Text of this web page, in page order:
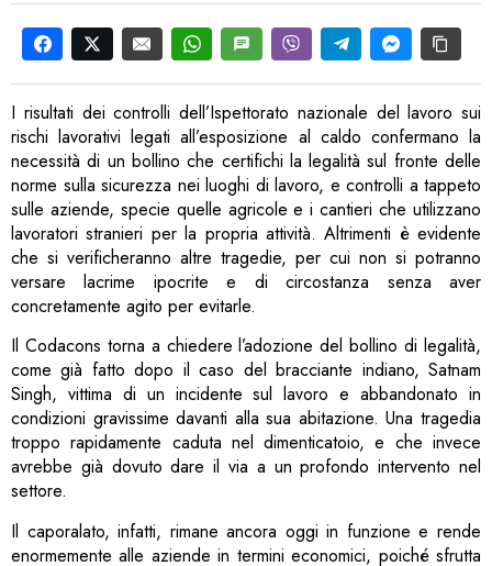
I risultati dei controlli dell’Ispettorato nazionale del lavoro sui
rischi lavorativi legati all’esposizione al caldo confermano la
necessità di un bollino che certifichi la legalità sul fronte delle
norme sulla sicurezza nei luoghi di lavoro, e controlli a tappeto
sulle aziende, specie quelle agricole e i cantieri che utilizzano
lavoratori stranieri per la propria attività. Altrimenti è evidente
che si verificheranno altre tragedie, per cui non si potranno
versare lacrime ipocrite e di circostanza senza aver
concretamente agito per evitarle.
Il Codacons torna a chiedere l’adozione del bollino di legalità,
come già fatto dopo il caso del bracciante indiano, Satnam
Singh, vittima di un incidente sul lavoro e abbandonato in
condizioni gravissime davanti alla sua abitazione. Una tragedia
troppo rapidamente caduta nel dimenticatoio, e che invece
avrebbe già dovuto dare il via a un profondo intervento nel
settore.
Il caporalato, infatti, rimane ancora oggi in funzione e rende
enormemente alle aziende in termini economici, poiché sfrutta